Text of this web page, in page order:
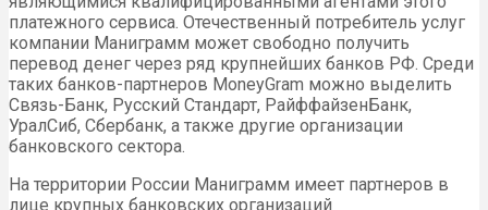
платежного сервиса. Отечественный потребитель услуг
компании Маниграмм может свободно получить
перевод денег через ряд крупнейших банков РФ. Среди
таких банков-партнеров MoneyGram можно выделить
Связь-Банк, Русский Стандарт, РайффайзенБанк,
УралСиб, Сбербанк, а также другие организации
банковского сектора.
На территории России Маниграмм имеет партнеров в
лице крупных банковских организаций